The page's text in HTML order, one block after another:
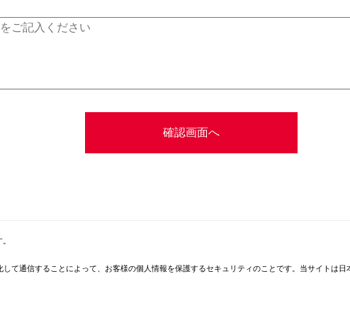
して通信することによって、お客様の個人情報を保護するセキュリティのことです。当サイトは